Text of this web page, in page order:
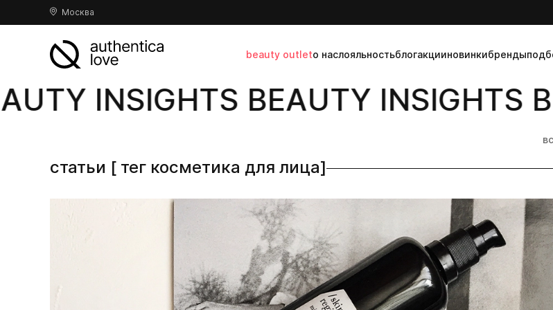
Москва
beauty outletо наслояльностьблогакцииновинкибренды
INSIGHTS BEAUTY INSIGHTS
статьи [ тег косметика для лица]